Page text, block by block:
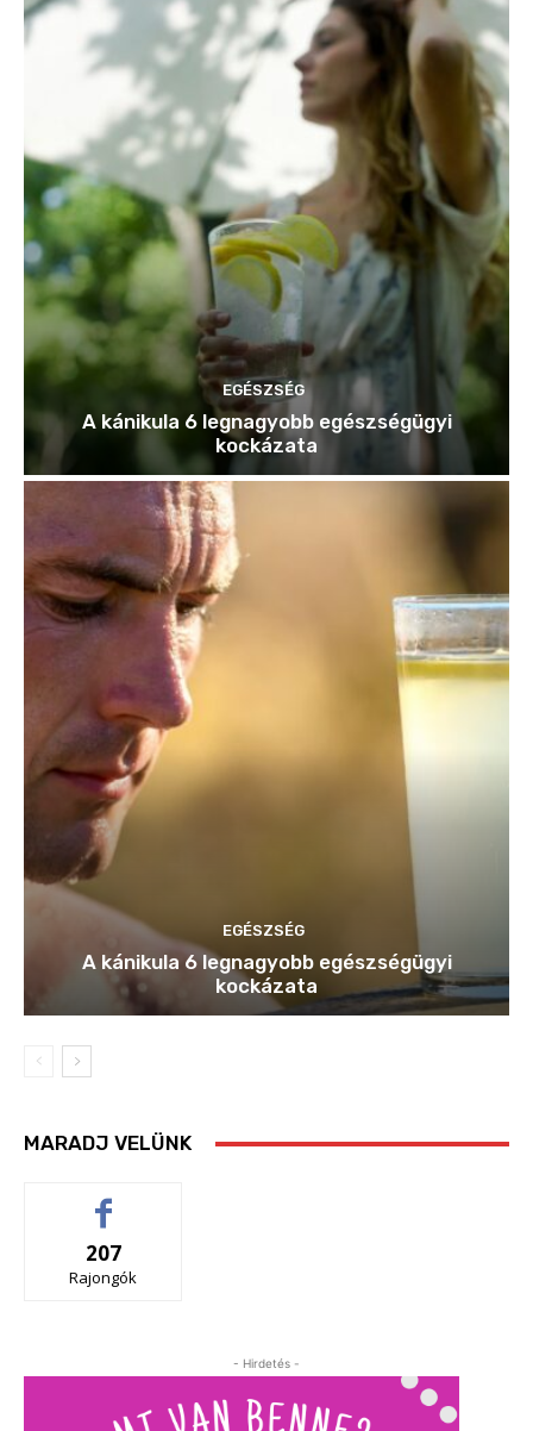
EGÉSZSÉG
A kánikula 6 legnagyobb egészségügyi
kockázata
EGÉSZSÉG
A kánikula 6 legnagyobb egészségügyi
kockázata
MARADJ VELÜNK
207
Rajongók
- Hirdetés -